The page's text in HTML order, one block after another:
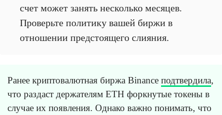
счет может занять несколько месяцев.
Проверьте политику вашей биржи в
отношении предстоящего слияния.
Ранее криптовалютная биржа Binance подтвердила,
что раздаст держателям ETH форкнутые токены в
случае их появления. Однако важно понимать, что